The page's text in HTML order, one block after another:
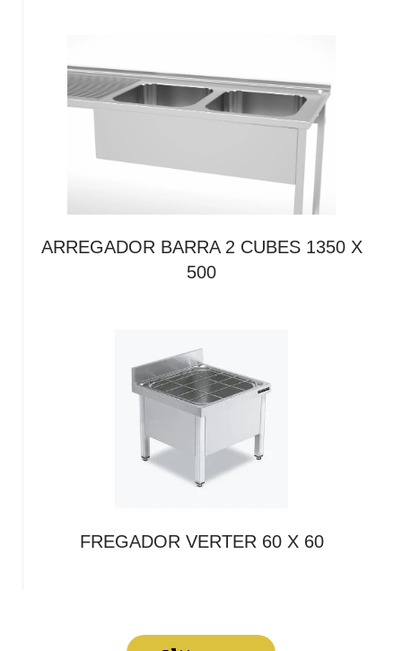
ARREGADOR BARRA 2 CUBES 1350 X
500
FREGADOR VERTER 60 X 60